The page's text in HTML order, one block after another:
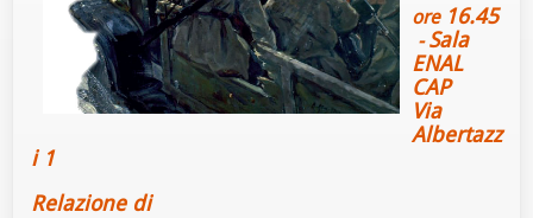
ore 16.45
-Sala
ENAL
CAP
Via
Albertazz
i 1
Relazione di